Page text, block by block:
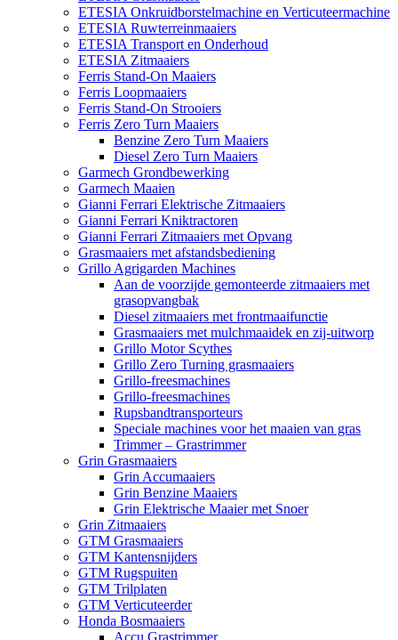
ETESIA Onkruidborstelmachine en Verticuteermachine
ETESIA Ruwterreinmaaiers
ETESIA Transport en Onderhoud
ETESIA Zitmaaiers
Ferris Stand-On Maaiers
Ferris Loopmaaiers
Ferris Stand-On Strooiers
Ferris Zero Turn Maaiers
Benzine Zero Turn Maaiers
Diesel Zero Turn Maaiers
Garmech Grondbewerking
Garmech Maaien
Gianni Ferrari Elektrische Zitmaaiers
Gianni Ferrari Kniktractoren
Gianni Ferrari Zitmaaiers met Opvang
Grasmaaiers met afstandsbediening
Grillo Agrigarden Machines
Aan de voorzijde gemonteerde zitmaaiers met
grasopvangbak
Diesel zitmaaiers met frontmaaifunctie
Grasmaaiers met mulchmaaidek en zij-uitworp
Grillo Motor Scythes
Grillo Zero Turning grasmaaiers
Grillo-freesmachines
Grillo-freesmachines
Rupsbandtransporteurs
Speciale machines voor het maaien van gras
Trimmer – Grastrimmer
Grin Grasmaaiers
Grin Accumaaiers
Grin Benzine Maaiers
Grin Elektrische Maaier met Snoer
Grin Zitmaaiers
GTM Grasmaaiers
GTM Kantensnijders
GTM Rugspuiten
GTM Trilplaten
GTM Verticuteerder
Honda Bosmaaiers
Accu Grastrimmer